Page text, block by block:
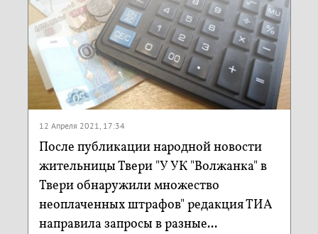
12 Апреля 2021, 17:34
После публикации народной новости
жительницы Твери "У УК "Волжанка" в
Твери обнаружили множество
неоплаченных штрафов" редакция ТИА
направила запросы в разные...